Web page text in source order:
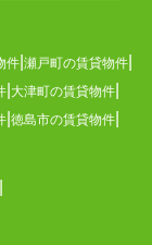
件 瀬戸町の賃貸物件
大津町の賃貸物件
徳島市の賃貸物件